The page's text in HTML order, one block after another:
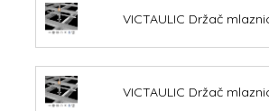
VICTAULIC Držač
VICTAULIC Držač